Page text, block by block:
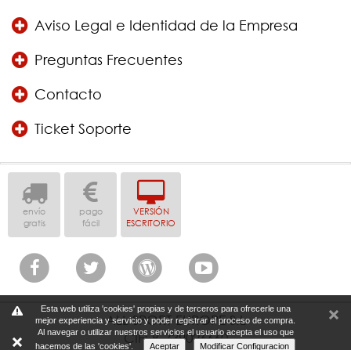
Esta web utiliza 'cookies' propias y de terceros para ofrecerle una
mejor experiencia y servicio y poder registrar el proceso de compra.
Al navegar o utilizar nuestros servicios el usuario acepta el uso que
hacemos de las 'cookies'.
Aviso Legal e Identidad de la Empresa
Preguntas Frecuentes
Contacto
Ticket Soporte
envío
gratis
pago
fácil
VERSIÓN
ESCRITORIO
ALL SPORT EUROPE S.L
CIF: B-739026660